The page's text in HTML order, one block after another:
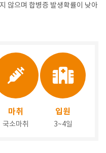
않으며 합병증 발생확률이 낮아
마취
국소마취
입원
3~4일